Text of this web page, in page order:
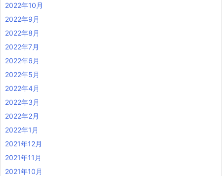
2022年10月
2022年9月
2022年8月
2022年7月
2022年6月
2022年5月
2022年4月
2022年3月
2022年2月
2022年1月
2021年12月
2021年11月
2021年10月